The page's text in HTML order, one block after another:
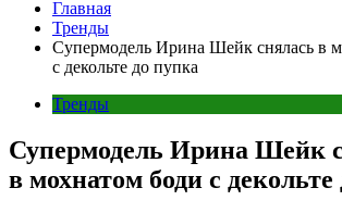
Главная
Тренды
Супермодель Ирина Шейк снялась в
с декольте до пупка
Тренды
Супермодель Ирина Шейк
в мохнатом боди с декольте